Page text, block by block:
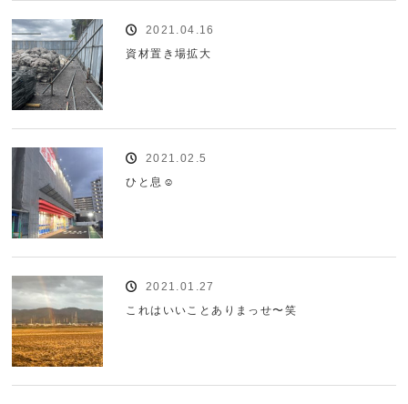
2021.04.16
資材置き場拡大
2021.02.5
ひと息☺️
2021.01.27
これはいいことありまっせ〜笑